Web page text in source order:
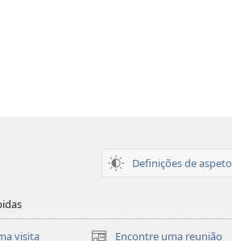
Definições de aspeto
visita Encontre uma reunião